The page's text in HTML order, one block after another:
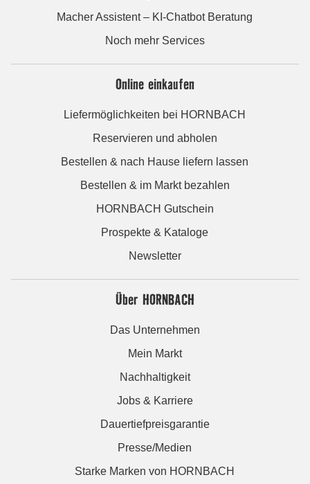
Macher Assistent – KI-Chatbot Beratung
Noch mehr Services
Online einkaufen
Liefermöglichkeiten bei HORNBACH
Reservieren und abholen
Bestellen & nach Hause liefern lassen
Bestellen & im Markt bezahlen
HORNBACH Gutschein
Prospekte & Kataloge
Newsletter
Über HORNBACH
Das Unternehmen
Mein Markt
Nachhaltigkeit
Jobs & Karriere
Dauertiefpreisgarantie
Presse/Medien
Starke Marken von HORNBACH